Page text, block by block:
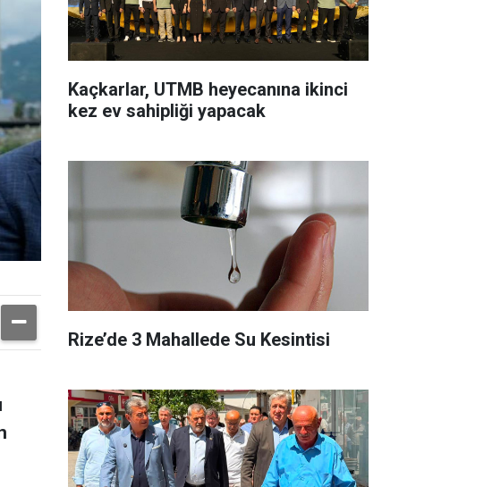
Kaçkarlar, UTMB heyecanına ikinci
kez ev sahipliği yapacak
Rize’de 3 Mahallede Su Kesintisi